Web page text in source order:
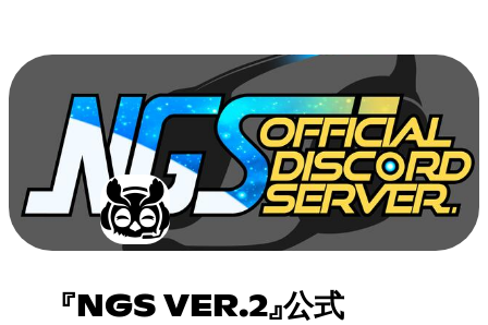
『NGS VER.2』公式